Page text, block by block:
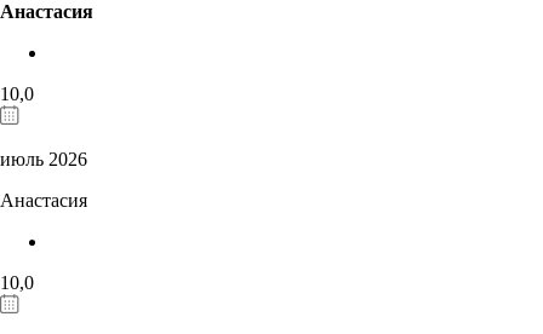
Анастасия
10,0
июль 2026
Анастасия
10,0